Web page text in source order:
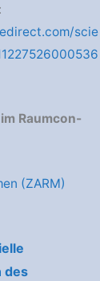
scie
Raumcon-
(ZARM)
des